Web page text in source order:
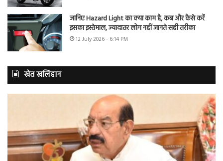
जानिए Hazard Light का क्या काम है, कब और कैसे करें
इसका इस्तेमाल, ज्यादातर लोग नहीं जानते सही तरीका
12 July 2026 - 6:14 PM
खेत खलिहान